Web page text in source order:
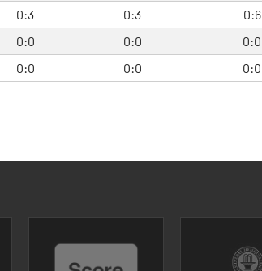
0:3 0:3
0:6
0:0 0:0
0:0
0:0 0:0 0:0